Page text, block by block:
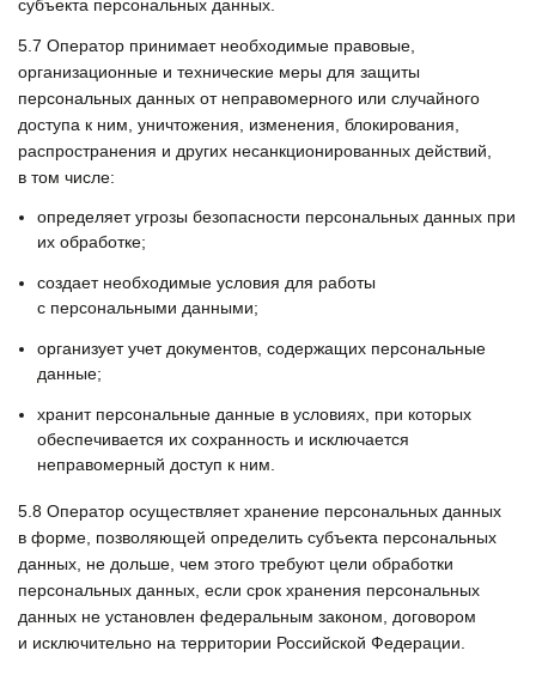
субъекта персональных данных.
5.7 Оператор принимает необходимые правовые,
организационные и технические меры для защиты
персональных данных от неправомерного или случайного
доступа к ним, уничтожения, изменения, блокирования,
распространения и других несанкционированных действий,
в том числе:
определяет угрозы безопасности персональных данных при
их обработке;
создает необходимые условия для работы
с персональными данными;
организует учет документов, содержащих персональные
данные;
хранит персональные данные в условиях, при которых
обеспечивается их сохранность и исключается
неправомерный доступ к ним.
5.8 Оператор осуществляет хранение персональных данных
в форме, позволяющей определить субъекта персональных
данных, не дольше, чем этого требуют цели обработки
персональных данных, если срок хранения персональных
данных не установлен федеральным законом, договором
и исключительно на территории Российской Федерации.